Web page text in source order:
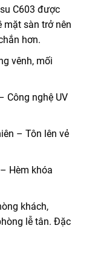
C603 được
mặt sàn trở nên
hơn.
vênh, mối
Công nghệ UV
– Tôn lên vẻ
Hèm khóa
khách,
lễ tân. Đặc